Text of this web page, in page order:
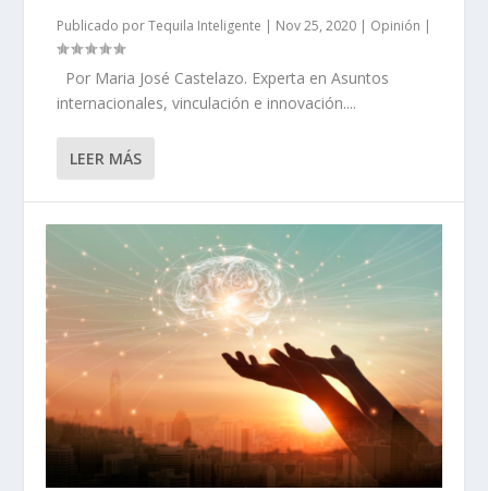
Publicado porTequila Inteligente | Nov 25, 2020 | Opinión |
Por Maria José Castelazo. Experta en Asuntos
internacionales, vinculación e innovación....
LEER MÁS